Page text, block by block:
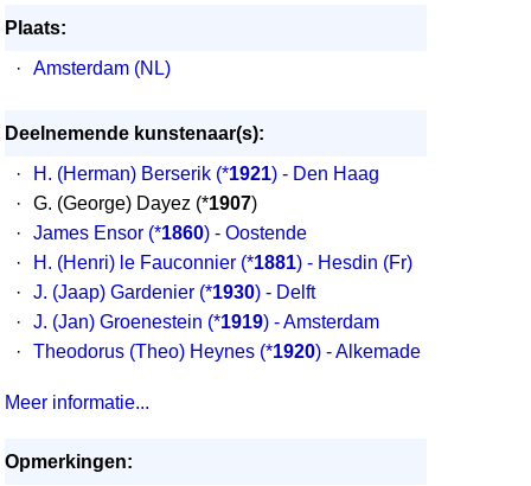
Plaats:
·
Amsterdam (NL)
Deelnemende kunstenaar(s):
·
H. (Herman) Berserik (*1921) - Den Haag
·
G. (George) Dayez (*1907)
·
James Ensor (*1860) - Oostende
·
H. (Henri) le Fauconnier (*1881) - Hesdin (Fr)
·
J. (Jaap) Gardenier (*1930) - Delft
·
J. (Jan) Groenestein (*1919) - Amsterdam
·
Theodorus (Theo) Heynes (*1920) - Alkemade
Meer informatie...
Opmerkingen: